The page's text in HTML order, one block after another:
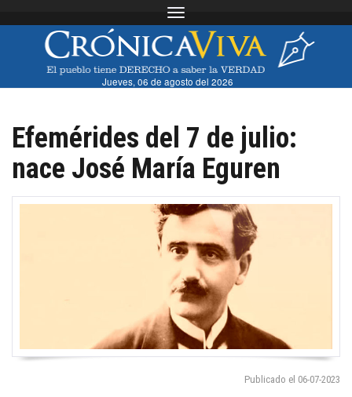
Toggle navigation
Jueves, 06 de agosto del 2026
Efemérides del 7 de julio:
nace José María Eguren
Publicado el 06-07-2023